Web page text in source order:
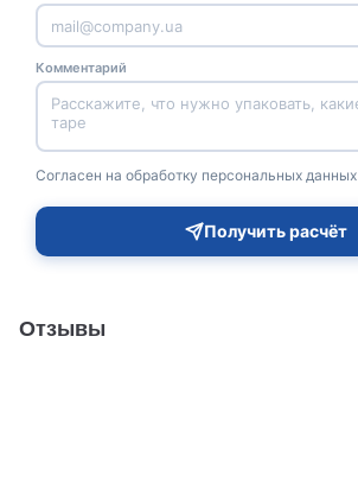
Комментарий
Согласен на обработку персональных данных
Получить расчёт
Отзывы